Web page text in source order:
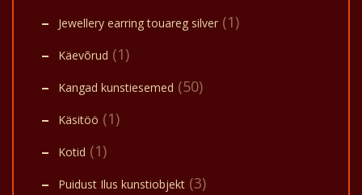
Jewellery earring touareg silver (1)
Käevõrud (1)
Kangad kunstiesemed (50)
Käsitöö (1)
Kotid (1)
Puidust Ilus kunstiobjekt (3)